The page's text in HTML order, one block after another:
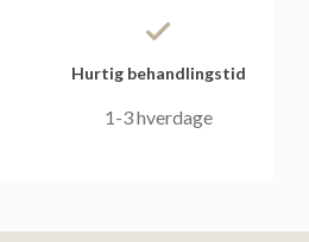
Hurtig behandlingstid
1-3 hverdage